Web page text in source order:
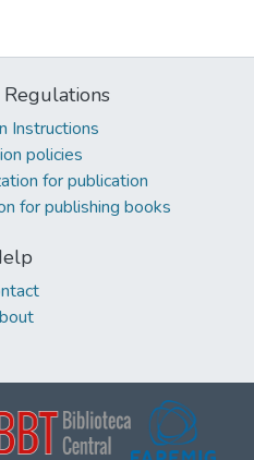
Instructions
policies
for publication
for publishing books